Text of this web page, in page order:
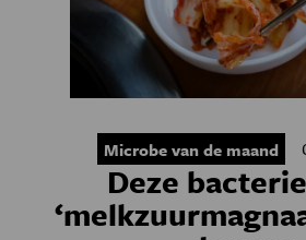
Microbe van de maand
Deze